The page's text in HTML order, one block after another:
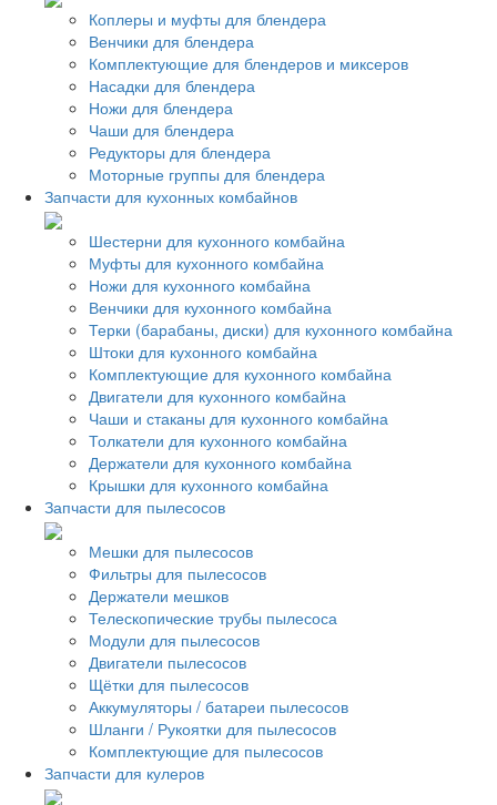
Коплеры и муфты для блендера
Венчики для блендера
Комплектующие для блендеров и миксеров
Насадки для блендера
Ножи для блендера
Чаши для блендера
Редукторы для блендера
Моторные группы для блендера
Запчасти для кухонных комбайнов
Шестерни для кухонного комбайна
Муфты для кухонного комбайна
Ножи для кухонного комбайна
Венчики для кухонного комбайна
Терки (барабаны, диски) для кухонного комбайна
Штоки для кухонного комбайна
Комплектующие для кухонного комбайна
Двигатели для кухонного комбайна
Чаши и стаканы для кухонного комбайна
Толкатели для кухонного комбайна
Держатели для кухонного комбайна
Крышки для кухонного комбайна
Запчасти для пылесосов
Мешки для пылесосов
Фильтры для пылесосов
Держатели мешков
Телескопические трубы пылесоса
Модули для пылесосов
Двигатели пылесосов
Щётки для пылесосов
Аккумуляторы / батареи пылесосов
Шланги / Рукоятки для пылесосов
Комплектующие для пылесосов
Запчасти для кулеров